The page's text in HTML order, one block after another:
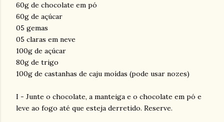
60g de chocolate em pó
60g de açúcar
05 gemas
05 claras em neve
100g de açúcar
80g de trigo
100g de castanhas de caju moídas (pode usar nozes)
I - Junte o chocolate, a manteiga e o chocolate em pó e
leve ao fogo até que esteja derretido. Reserve.